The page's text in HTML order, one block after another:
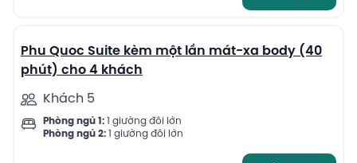
13
Phu Quoc Suite kèm một lần mát-xa body (40
phút) cho 4 khách
Khách 5
Phòng ngủ 1: 1 giường đôi lớn
Phòng ngủ 2: 1 giường đôi lớn